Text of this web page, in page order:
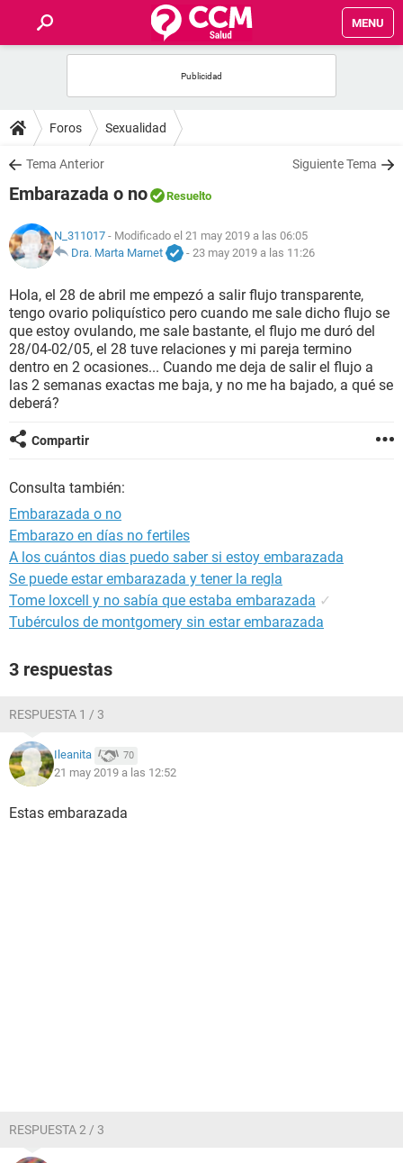
MENU
FOROS
SALUD
NUTRICIÓN
BIENESTAR
SEXUALIDAD
GLOSARIO
Foros Sexualidad
Tema Anterior Siguiente Tema
Embarazada o no Resuelto
N_311017 - Modificado el 21 may 2019 a las 06:05
Dra. Marta Marnet
- 23 may 2019 a las 11:26
Hola, el 28 de abril me empezó a salir flujo transparente,
tengo ovario poliquístico pero cuando me sale dicho flujo se
que estoy ovulando, me sale bastante, el flujo me duró del
28/04-02/05, el 28 tuve relaciones y mi pareja termino
dentro en 2 ocasiones... Cuando me deja de salir el flujo a
las 2 semanas exactas me baja, y no me ha bajado, a qué se
deberá?
Compartir
Consulta también:
Embarazada o no
Embarazo en días no fertiles
A los cuántos dias puedo saber si estoy embarazada
Se puede estar embarazada y tener la regla
Tome loxcell y no sabía que estaba embarazada ✓
Tubérculos de montgomery sin estar embarazada
3 respuestas
RESPUESTA 1 / 3
Ileanita 70
21 may 2019 a las 12:52
Estas embarazada
RESPUESTA 2 / 3